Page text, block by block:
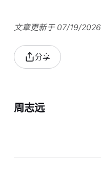
文章更新于 07/19/2026
分享
周志远